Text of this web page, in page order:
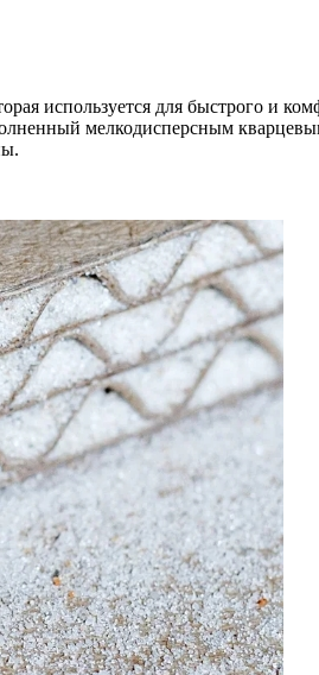
используется для быстрого и
мелкодисперсным